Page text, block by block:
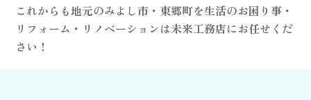
これからも地元のみよし市・東郷町を生活のお困り事・
リフォーム・リノベーションは未来工務店にお任せくだ
さい！